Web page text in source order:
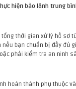
hiện bảo lãnh trung
thời gian xử lý hồ sơ
nếu bạn chuẩn bị đầy đủ
phải kiểm tra an ninh
hoàn thành phụ thuộc